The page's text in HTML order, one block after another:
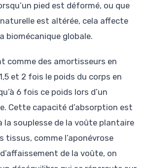
pied est déformé, ou que
est altérée, cela affecte
biomécanique globale.
comme des amortisseurs en
et 2 fois le poids du corps en
6 fois ce poids lors d’un
Cette capacité d’absorption est
la souplesse de la voûte plantaire
tissus, comme l’aponévrose
de la voûte, on